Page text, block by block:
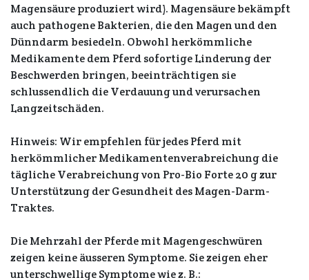
Magensäure produziert wird). Magensäure bekämpft
auch pathogene Bakterien, die den Magen und den
Dünndarm besiedeln. Obwohl herkömmliche
Medikamente dem Pferd sofortige Linderung der
Beschwerden bringen, beeinträchtigen sie
schlussendlich die Verdauung und verursachen
Langzeitschäden.
Hinweis: Wir empfehlen für jedes Pferd mit
herkömmlicher Medikamentenverabreichung die
tägliche Verabreichung von Pro-Bio Forte 20 g zur
Unterstützung der Gesundheit des Magen-Darm-
Traktes.
Die Mehrzahl der Pferde mit Magengeschwüren
zeigen keine äusseren Symptome. Sie zeigen eher
unterschwellige Symptome wie z. B.: